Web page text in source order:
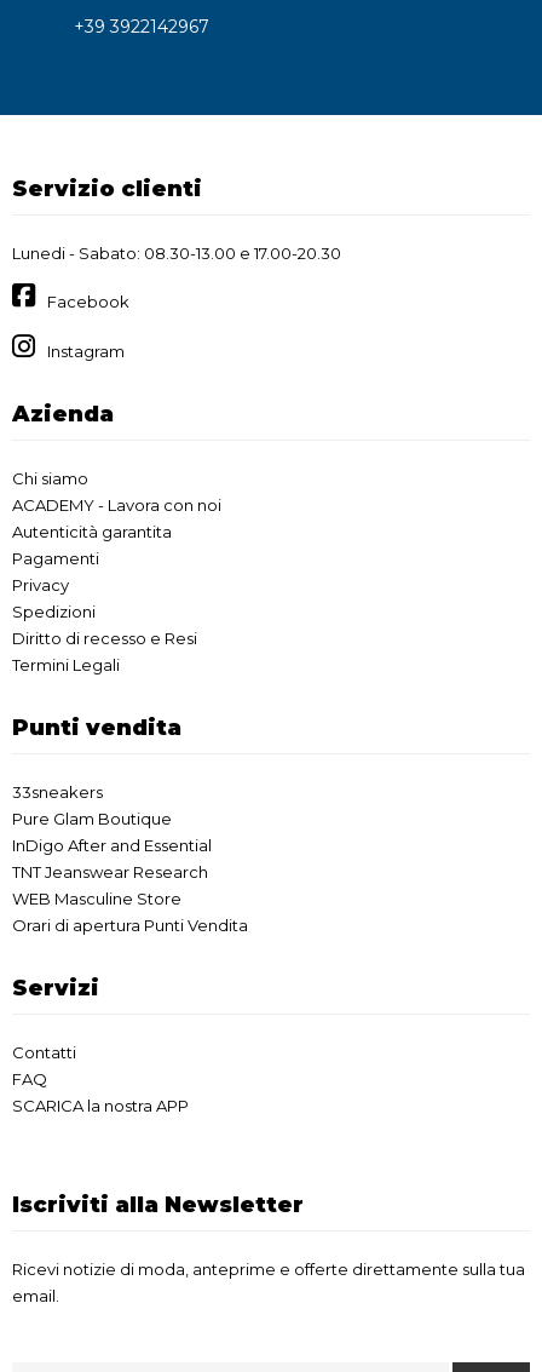
+39 3922142967
Servizio clienti
Lunedi - Sabato: 08.30-13.00 e 17.00-20.30
Facebook
Instagram
Azienda
Chi siamo
ACADEMY - Lavora con noi
Autenticità garantita
Pagamenti
Privacy
Spedizioni
Diritto di recesso e Resi
Termini Legali
Punti vendita
33sneakers
Pure Glam Boutique
InDigo After and Essential
TNT Jeanswear Research
WEB Masculine Store
Orari di apertura Punti Vendita
Servizi
Contatti
FAQ
SCARICA la nostra APP
Iscriviti alla Newsletter
Ricevi notizie di moda, anteprime e offerte direttamente sulla tua
email.